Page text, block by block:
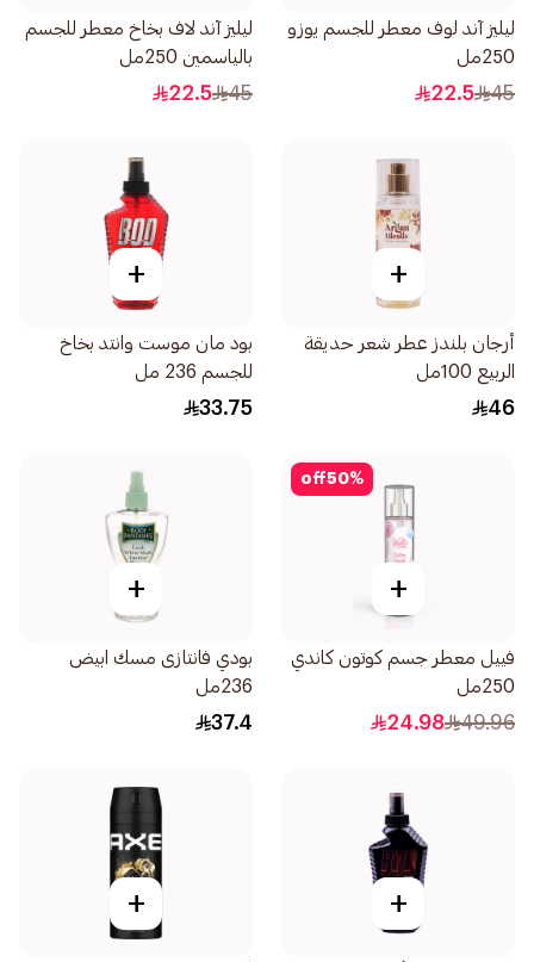
ليليز آند لوف معطر للجسم يوزو
250مل
45
22.5
ليليز آند لاف بخاخ معطر للجسم
بالياسمين 250مل
45
22.5
+
أرجان بلندز عطر شعر حديقة
الربيع 100مل
46
+
بود مان موست وانتد بخاخ
للجسم 236 مل
33.75
50%
off
+
فييل معطر جسم كوتون كاندي
250مل
49.96
24.98
+
بودي فانتازى مسك ابيض
236مل
37.4
+
+